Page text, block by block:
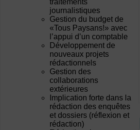
traitements
journalistiques
Gestion du budget de
«Tous Paysans!» avec
l’appui d’un comptable
Développement de
nouveaux projets
rédactionnels
Gestion des
collaborations
extérieures
Implication forte dans la
rédaction des enquêtes
et dossiers (réflexion et
rédaction)